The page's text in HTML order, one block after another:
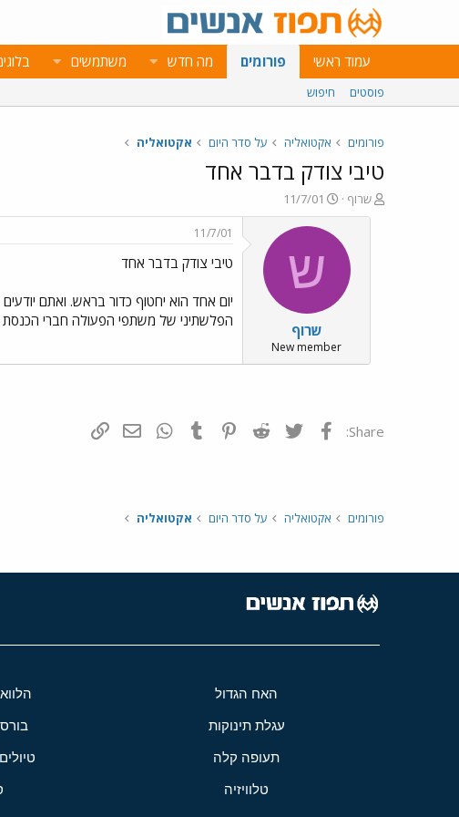
עמוד ראשי פורומים מה חדש משתמשים
פוסטים חיפוש
פורומים אקטואליה על סדר היום אקטואליה
טיבי צודק בדבר אחד
פ
ו
שרוף
פ
ו
ר
ם
ב
א
ר
י
ך
11/7/01
ש
שרוף
New member
11/7/01
טיבי צודק בדבר אחד
יום אחד הוא יחטוף כדור בראש. ואתם
הפלשתיני של משתפי הפעולה חברי
Share: פייסבוק Twitter
Reddit
Pinterest
Tumblr
WhatsAppדואר אלקטרוני
פורומים אקטואליה על סדר היום אקטואליה
האח הגדול
עגלת תינוקות
תעופה קלה
טלוויזיה